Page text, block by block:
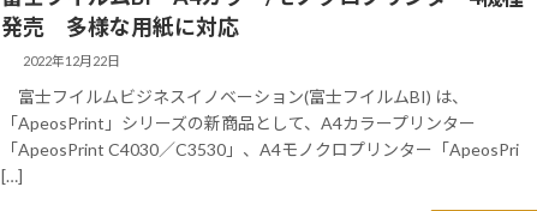
発売 多様な用紙に対応
2022年12月22日
富士フイルムビジネスイノベーション(富士フイルムBI) は、
「ApeosPrint」シリーズの新商品として、A4カラープリンター
「ApeosPrint C4030／C3530」、A4モノクロプリンター「ApeosPri
[…]